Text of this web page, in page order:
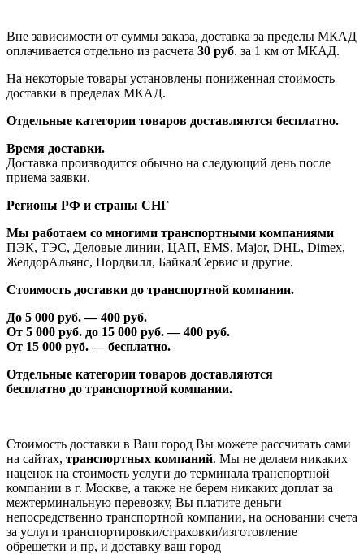
Вне зависимости от суммы заказа, доставка за пределы МКАД
оплачивается отдельно из расчета 30 руб. за 1 км от МКАД.
На некоторые товары установлены пониженная стоимость
доставки в пределах МКАД.
Отдельные категории товаров доставляются бесплатно.
Время доставки.
Доставка производится обычно на следующий день после
приема заявки.
Регионы РФ и страны СНГ
Мы работаем со многими транспортными компаниями
ПЭК, ТЭС, Деловые линии, ЦАП, EMS, Major, DHL, Dimex,
ЖелдорАльянс, Нордвилл, БайкалСервис и другие.
Стоимость доставки до транспортной компании.
До 5 000 руб. —400 руб.
От 5 000 руб. до 15 000 руб. —400 руб.
От 15 000 руб. — бесплатно.
Отдельные категории товаров доставляются
бесплатно до транспортной компании.
Стоимость доставки в Ваш город Вы можете рассчитать сами
на сайтах, транспортных компаний. Мы не делаем никаких
наценок на стоимость услуги до терминала транспортной
компании в г. Москве, а также не берем никаких доплат за
межтерминальную перевозку, Вы платите деньги
непосредственно транспортной компании, на основании счета
за услуги транспортировки/страховки/изготовление
обрешетки и пр, и доставку ваш город